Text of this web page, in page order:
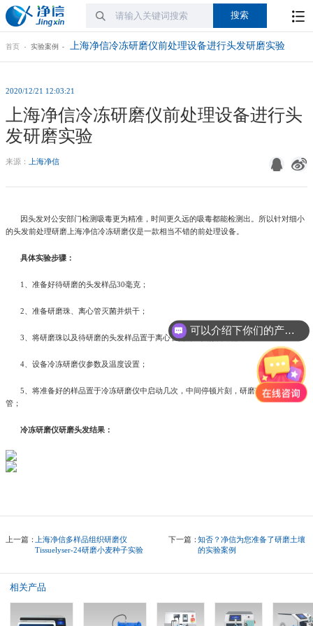
首页 实验案例 上海净信冷冻研磨仪前处理设备进行头发研磨实验
2020/12/21 12:03:21
上海净信冷冻研磨仪前处理设备进行头
发研磨实验
来源： 上海净信
因头发对公安部门检测吸毒更为精准，时间更久远的吸毒都能检测出。所以针对细小
的头发前处理研磨上海净信冷冻研磨仪是一款相当不错的前处理设备。
具体实验步骤：
1、准备好待研磨的头发样品30毫克；
2、准备研磨珠、离心管灭菌并烘干；
3、将研磨珠以及待研磨的头发样品置于离心管同时加入微升甲醇；
4、设备冷冻研磨仪参数及温度设置；
5、将准备好的样品置于冷冻研磨仪中启动几次，中间停顿片刻，研磨完成取出离心
管；
冷冻研磨仪研磨头发结果：
上一篇：
上海净信多样品组织研磨仪
Tissuelyser-24研磨小麦种子实验
下一篇：知否？净信为您准备了研磨土壤
的实验案例
相关产品
可以介绍下你们的产品么?